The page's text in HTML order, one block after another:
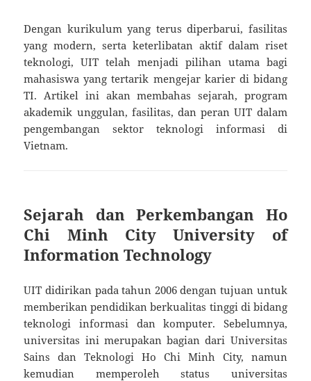
Dengan kurikulum yang terus diperbarui, fasilitas
yang modern, serta keterlibatan aktif dalam riset
teknologi, UIT telah menjadi pilihan utama bagi
mahasiswa yang tertarik mengejar karier di bidang
TI. Artikel ini akan membahas sejarah, program
akademik unggulan, fasilitas, dan peran UIT dalam
pengembangan sektor teknologi informasi di
Vietnam.
Sejarah dan Perkembangan Ho
Chi Minh City University of
Information Technology
UIT didirikan pada tahun 2006 dengan tujuan untuk
memberikan pendidikan berkualitas tinggi di bidang
teknologi informasi dan komputer. Sebelumnya,
universitas ini merupakan bagian dari Universitas
Sains dan Teknologi Ho Chi Minh City, namun
kemudian memperoleh status universitas